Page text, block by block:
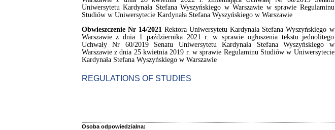
Uniwersytetu Kardynała Stefana Wyszyńskiego w Warszawie w sprawie Regulaminu
Studiów w Uniwersytecie Kardynała Stefana Wyszyńskiego w Warszawie
Obwieszczenie Nr 14/2021Rektora Uniwersytetu Kardynała Stefana Wyszyńskiego w
Warszawie z dnia 1 października 2021 r. w sprawie ogłoszenia tekstu jednolitego
Uchwały Nr 60/2019 Senatu Uniwersytetu Kardynała Stefana Wyszyńskiego w
Warszawie z dnia 25 kwietnia 2019 r. w sprawie Regulaminu Studiów w Uniwersytecie
Kardynała Stefana Wyszyńskiego w Warszawie
REGULATIONS OF STUDIES
Osoba odpowiedzialna: